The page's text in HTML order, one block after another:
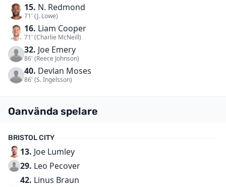
15. N. Redmond
71' (J. Lowe)
16. Liam Cooper
71' (Charlie McNeill)
32. Joe Emery
86' (Reece Johnson)
40. Devlan Moses
86' (S. Ingelsson)
Oanvända spelare
BRISTOL CITY
13. Joe Lumley
29. Leo Pecover
42. Linus Braun